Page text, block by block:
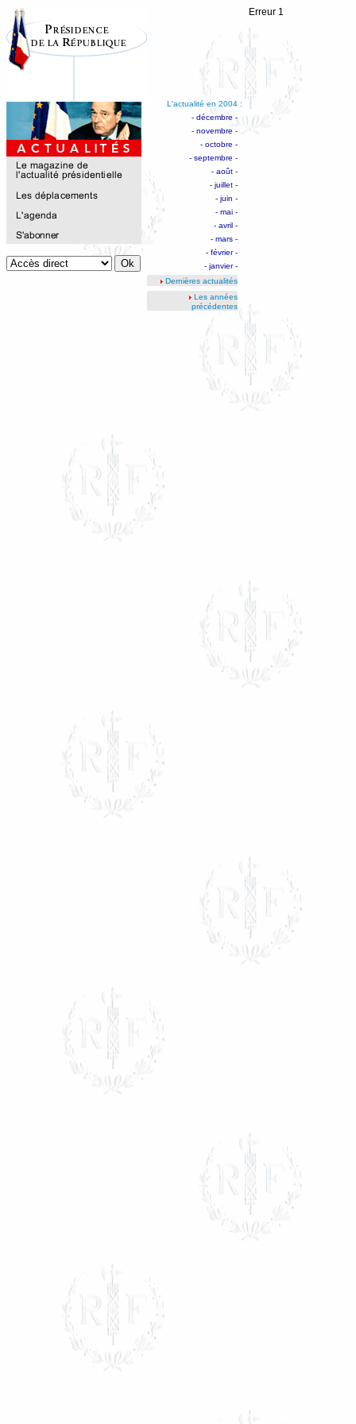
L'actualité en 2004 :
- décembre -
- novembre -
- octobre -
- septembre -
- août -
- juillet -
- juin -
- mai -
- avril -
- mars -
- février -
- janvier -
Dernières actualités
Les années
précédentes
Erreur 1